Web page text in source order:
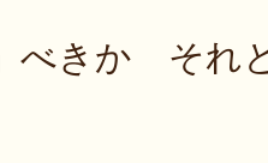
べきか それ